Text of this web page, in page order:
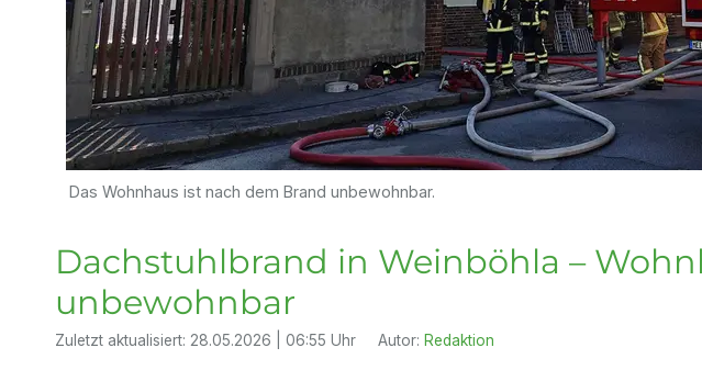
Das Wohnhaus ist nach dem Brand unbewohnbar.
Dachstuhlbrand in Weinböhla –
unbewohnbar
Zuletzt aktualisiert: 28.05.2026 | 06:55 Uhr Autor: Redaktion